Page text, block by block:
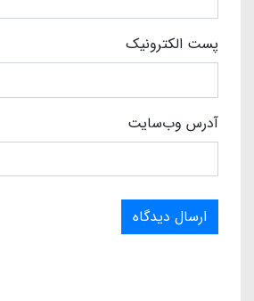
پست الکترونیک
آدرس وب‌سایت
ارسال دیدگاه